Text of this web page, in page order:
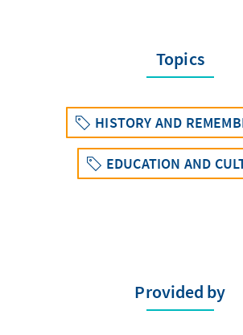
Topics
HISTORY AND
EDUCATION AND
Provided by